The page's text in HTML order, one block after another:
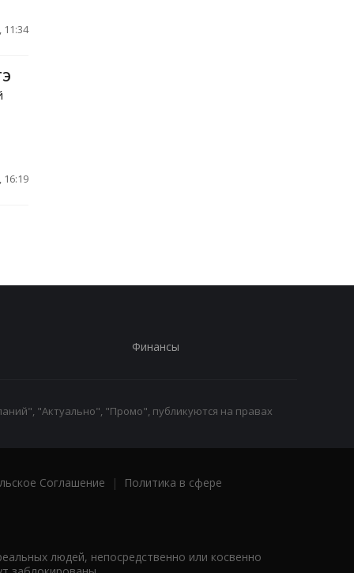
11:34
16:19
Финансы
"Актуально", "Промо", публикуются на правах
Соглашение |
Политика в сфере
людей, непосредственно или косвенно